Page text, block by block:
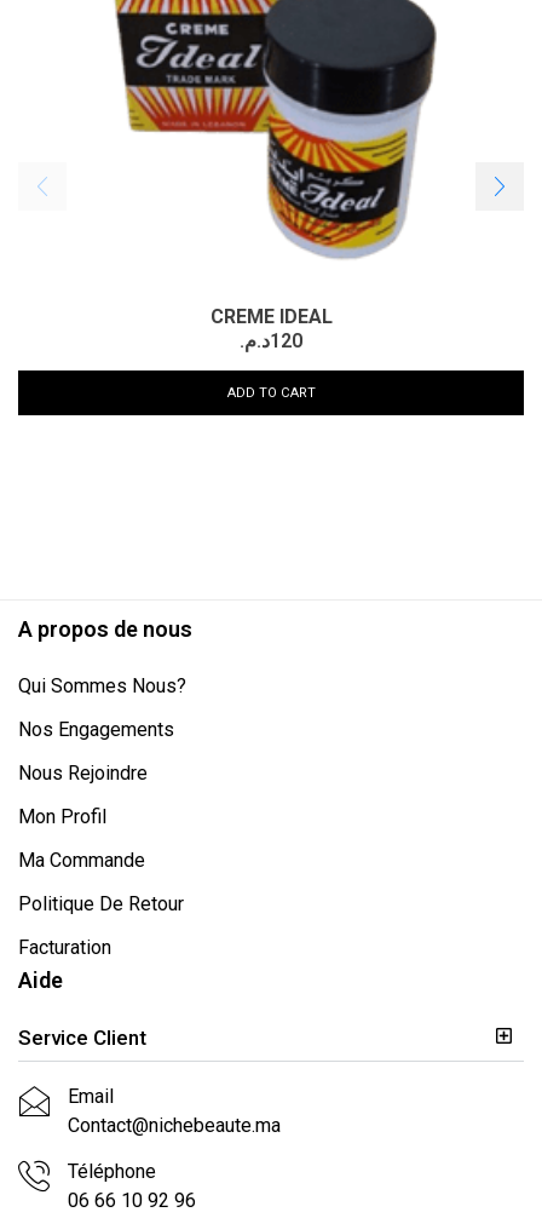
CREME IDEAL
120د.م.
ADD TO CART
A propos de nous
Qui Sommes Nous?
Nos Engagements
Nous Rejoindre
Mon Profil
Ma Commande
Politique De Retour
Facturation
Aide
Service Client
Email
Contact@nichebeaute.ma
Téléphone
06 66 10 92 96